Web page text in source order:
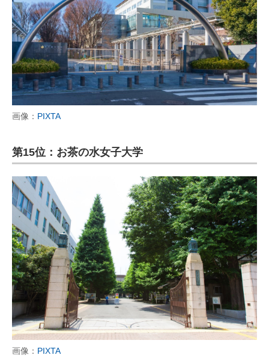
画像： PIXTA
第15位：お茶の水女子大学
画像： PIXTA